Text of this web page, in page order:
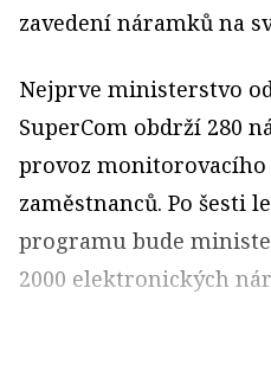
zavedení náramků na
Nejprve ministerstvo
SuperCom obdrží 280
provoz
zaměstnanců. Po šesti
programu bude
2000 elektronických